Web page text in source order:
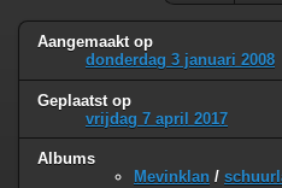
Aangemaakt op
donderdag 3 januari 2008
Geplaatst op
vrijdag 7 april 2017
Albums
Mevinklan /